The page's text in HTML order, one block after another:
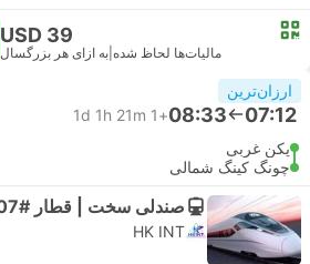
USD 39
مالیات‌ها لحاظ شده به ازای هر بزرگسال
ارزان‌ترین
07:12
08:33
+1
1d 1h 21m
پکن غربی
چونگ کینگ شمالی
صندلی سخت | قطار #K507
HK INT